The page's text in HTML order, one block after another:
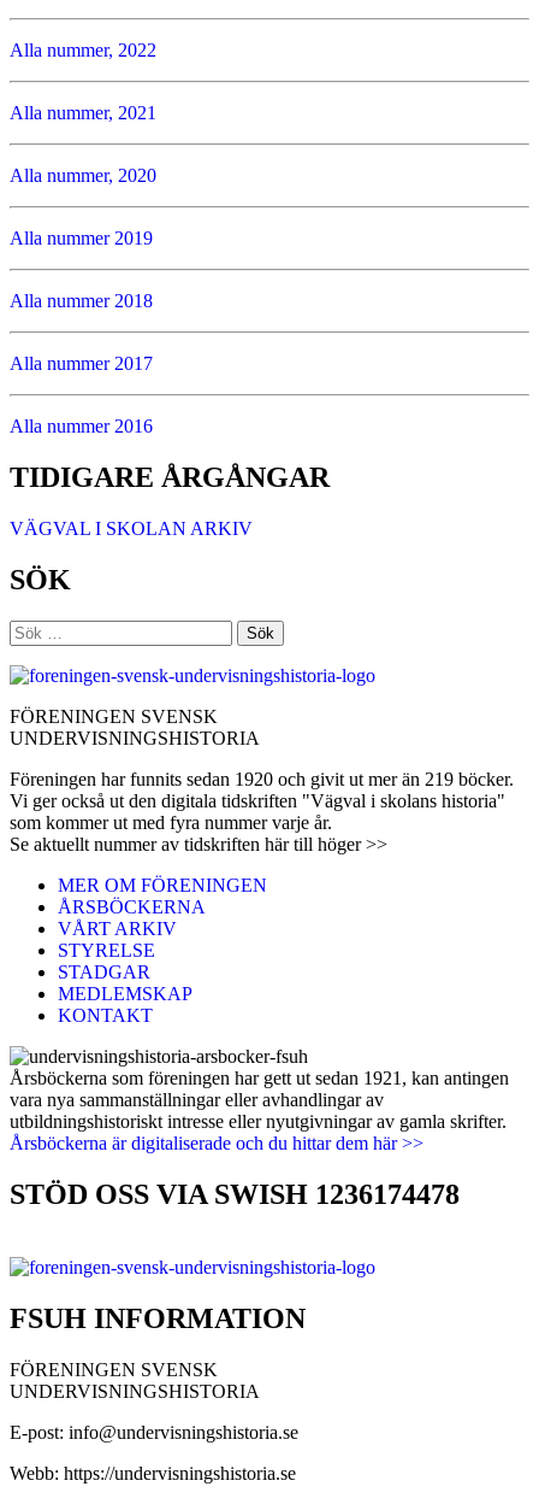
Alla nummer, 2022
Alla nummer, 2021
Alla nummer, 2020
Alla nummer 2019
Alla nummer 2018
Alla nummer 2017
Alla nummer 2016
TIDIGARE ÅRGÅNGAR
VÄGVAL I SKOLAN ARKIV
SÖK
Sök
efter:
FÖRENINGEN SVENSK
UNDERVISNINGSHISTORIA
Föreningen har funnits sedan 1920 och givit ut mer än 219 böcker.
Vi ger också ut den digitala tidskriften "Vägval i skolans historia"
som kommer ut med fyra nummer varje år.
Se aktuellt nummer av tidskriften här till höger >>
MER OM FÖRENINGEN
ÅRSBÖCKERNA
VÅRT ARKIV
STYRELSE
STADGAR
MEDLEMSKAP
KONTAKT
Årsböckerna som föreningen har gett ut sedan 1921, kan antingen
vara nya sammanställningar eller avhandlingar av
utbildningshistoriskt intresse eller nyutgivningar av gamla skrifter.
Årsböckerna är digitaliserade och du hittar dem här >>
STÖD OSS VIA SWISH 1236174478
FSUH INFORMATION
FÖRENINGEN SVENSK
UNDERVISNINGSHISTORIA
E-post: info@undervisningshistoria.se
Webb: https://undervisningshistoria.se